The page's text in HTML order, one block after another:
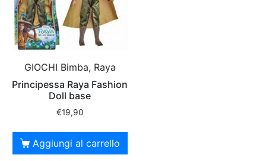
GIOCHI Bimba, Raya
Principessa Raya Fashion
Doll base
€19,90
Aggiungi al carrello